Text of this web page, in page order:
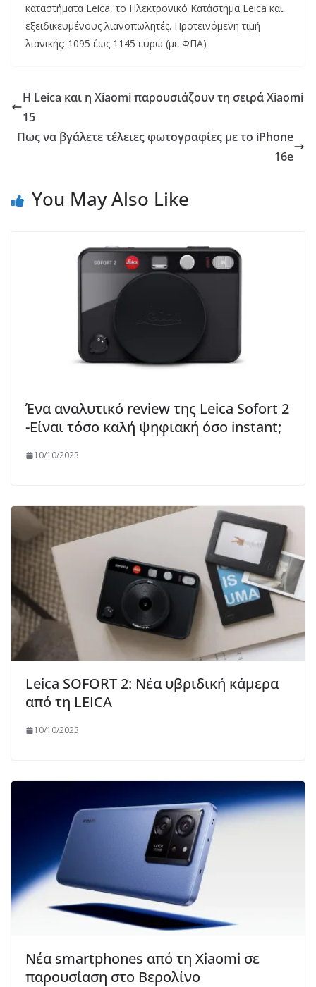
καταστήματα Leica, το Ηλεκτρονικό Κατάστημα Leica και
εξειδικευμένους λιανοπωλητές. Προτεινόμενη τιμή
λιανικής: 1095 έως 1145 ευρώ (με ΦΠΑ)
Η Leica και η Xiaomi παρουσιάζουν τη σειρά Xiaomi
15
Πως να βγάλετε τέλειες φωτογραφίες με το iPhone
16e
You May Also Like
Ένα αναλυτικό review της Leica Sofort 2
-Είναι τόσο καλή ψηφιακή όσο instant;
10/10/2023
Leica SOFORT 2: Νέα υβριδική κάμερα
από τη LEICA
10/10/2023
Νέα smartphones από τη Xiaomi σε
παρουσίαση στο Βερολίνο